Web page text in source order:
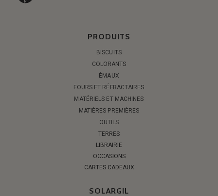
PRODUITS
BISCUITS
COLORANTS
ÉMAUX
FOURS ET RÉFRACTAIRES
MATÉRIELS ET MACHINES
MATIÈRES PREMIÈRES
OUTILS
TERRES
LIBRAIRIE
OCCASIONS
CARTES CADEAUX
SOLARGIL